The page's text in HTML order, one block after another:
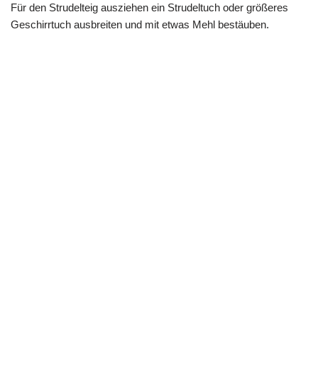
Für den Strudelteig ausziehen ein Strudeltuch oder größeres
Geschirrtuch ausbreiten und mit etwas Mehl bestäuben.